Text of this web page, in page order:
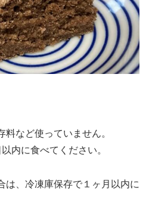
など使っていません。
内に食べてください。
は、冷凍庫保存で１ヶ月以内に